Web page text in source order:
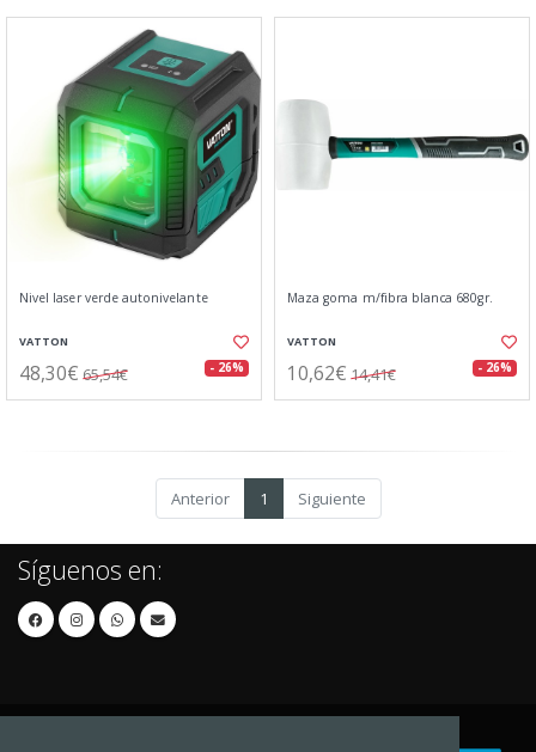
Nivel laser verde autonivelante
VATTON
48,30€ 65,54€ - 26%
Maza goma m/fibra blanca 680gr.
VATTON
10,62€ 14,41€ - 26%
Anterior 1 Siguiente
Síguenos en: